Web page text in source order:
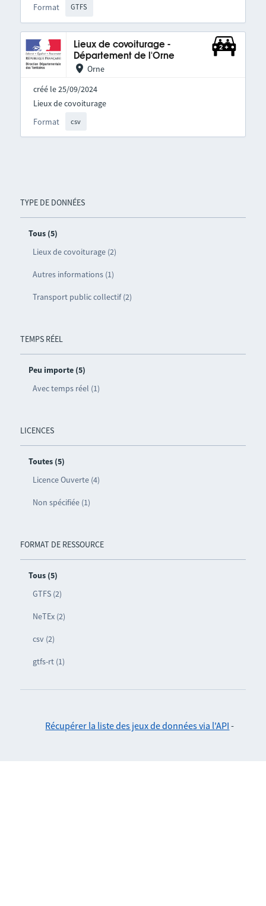
TYPE DE DONNÉES
Tous (5)
Lieux de covoiturage (2)
Autres informations (1)
Transport public collectif (2)
TEMPS RÉEL
Peu importe (5)
Avec temps réel (1)
LICENCES
Toutes (5)
Licence Ouverte (4)
Non spécifiée (1)
FORMAT DE RESSOURCE
Tous (5)
GTFS (2)
NeTEx (2)
csv (2)
gtfs-rt (1)
Format GTFS
Lieux de covoiturage -
Département de l'Orne
Orne
créé le 25/09/2024
Format csv
Lieux de covoiturage
Récupérer la liste des jeux de données via l'API -